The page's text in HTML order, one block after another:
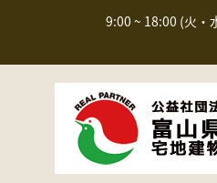
9:00 ~ 18:00 (火